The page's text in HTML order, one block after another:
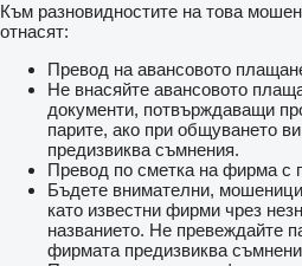
Към разновидностите на това
отнасят:
Превод на авансовото
Не внасяйте авансовото
документи, потвърждаващи
парите, ако при общуването
предизвиква съмнения.
Превод по сметка на фирма с
Бъдете внимателни,
като известни фирми чрез
названието. Не превеждайте
фирмата предизвиква